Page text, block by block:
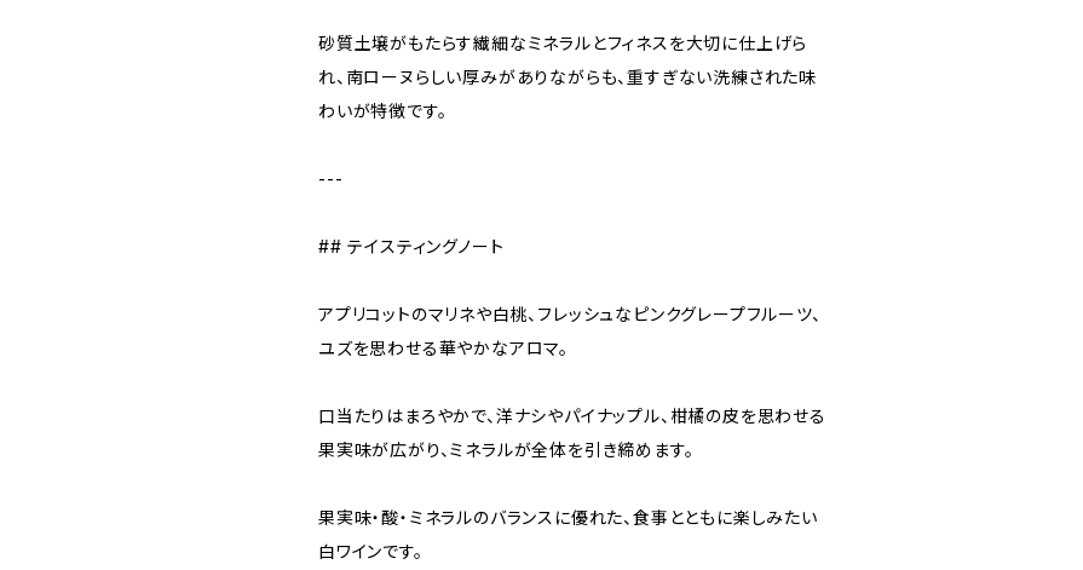
砂質土壌がもたらす繊細なミネラルとフィネスを大切に仕上げら
れ、南ローヌらしい厚みがありながらも、重すぎない洗練された味
わいが特徴です。
---
## テイスティングノート
アプリコットのマリネや白桃、フレッシュなピンクグレープフルーツ、
ユズを思わせる華やかなアロマ。
口当たりはまろやかで、洋ナシやパイナップル、柑橘の皮を思わせる
果実味が広がり、ミネラルが全体を引き締めます。
果実味・酸・ミネラルのバランスに優れた、食事とともに楽しみたい
白ワインです。